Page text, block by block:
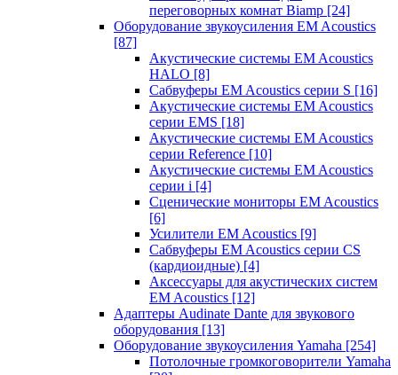
переговорных комнат Biamp [24]
Оборудование звукоусиления EM Acoustics
[87]
Акустические системы EM Acoustics
HALO [8]
Сабвуферы EM Acoustics серии S [16]
Акустические системы EM Acoustics
серии EMS [18]
Акустические системы EM Acoustics
серии Reference [10]
Акустические системы EM Acoustics
серии i [4]
Сценические мониторы EM Acoustics
[6]
Усилители EM Acoustics [9]
Сабвуферы EM Acoustics серии CS
(кардиоидные) [4]
Аксессуары для акустических систем
EM Acoustics [12]
Адаптеры Audinate Dante для звукового
оборудования [13]
Оборудование звукоусиления Yamaha [254]
Потолочные громкоговорители Yamaha